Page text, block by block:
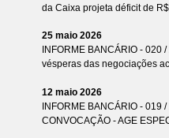
da Caixa projeta déficit de
25 maio 2026
INFORME BANCÁRIO -
vésperas das negociações
12 maio 2026
INFORME BANCÁRIO - 019
CONVOCAÇÃO - AGE